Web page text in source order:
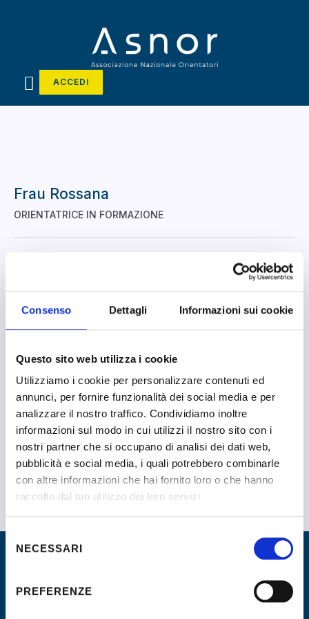
Consenso Dettagli Informazioni sui cookie
Questo sito web utilizza i cookie
Utilizziamo i cookie per personalizzare contenuti ed
annunci, per fornire funzionalità dei social media e per
analizzare il nostro traffico. Condividiamo inoltre
informazioni sul modo in cui utilizzi il nostro sito con i
nostri partner che si occupano di analisi dei dati web,
pubblicità e social media, i quali potrebbero combinarle
con altre informazioni che hai fornito loro o che hanno
raccolto dal tuo utilizzo dei loro servizi.
Selezione
delNECESSARI
PREFERENZE
ACCEDI
Frau Rossana
ORIENTATRICE IN FORMAZIONE
Frau Rossana
L’Associazione Nazionale Orientatori aderisce a